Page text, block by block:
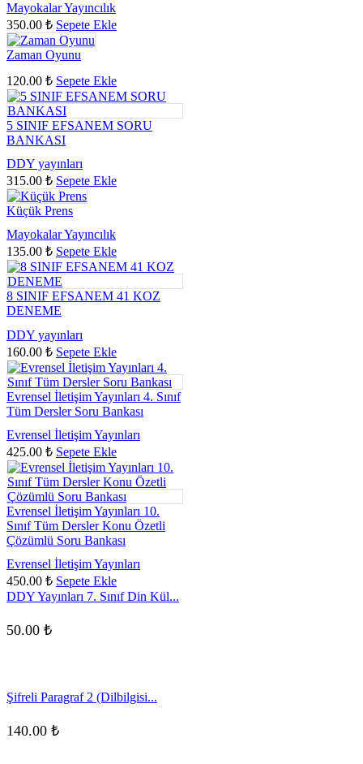
Mayokalar Yayıncılık
350.00 ₺ Sepete Ekle
Zaman Oyunu
120.00 ₺ Sepete Ekle
5 SINIF EFSANEM SORU
BANKASI
DDY yayınları
315.00 ₺ Sepete Ekle
Küçük Prens
Mayokalar Yayıncılık
135.00 ₺ Sepete Ekle
8 SINIF EFSANEM 41 KOZ
DENEME
DDY yayınları
160.00 ₺ Sepete Ekle
Evrensel İletişim Yayınları 4. Sınıf
Tüm Dersler Soru Bankası
Evrensel İletişim Yayınları
425.00 ₺ Sepete Ekle
Evrensel İletişim Yayınları 10.
Sınıf Tüm Dersler Konu Özetli
Çözümlü Soru Bankası
Evrensel İletişim Yayınları
450.00 ₺ Sepete Ekle
DDY Yayınları 7. Sınıf Din Kül...
50.00 ₺
Şifreli Paragraf 2 (Dilbilgisi...
140.00 ₺